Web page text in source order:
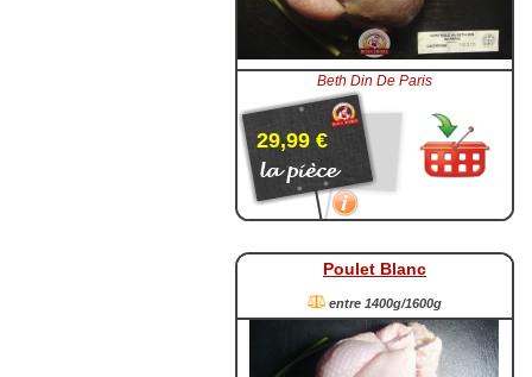
Beth Din De Paris
29,99 €
Poulet Blanc
entre 1400g/1600g